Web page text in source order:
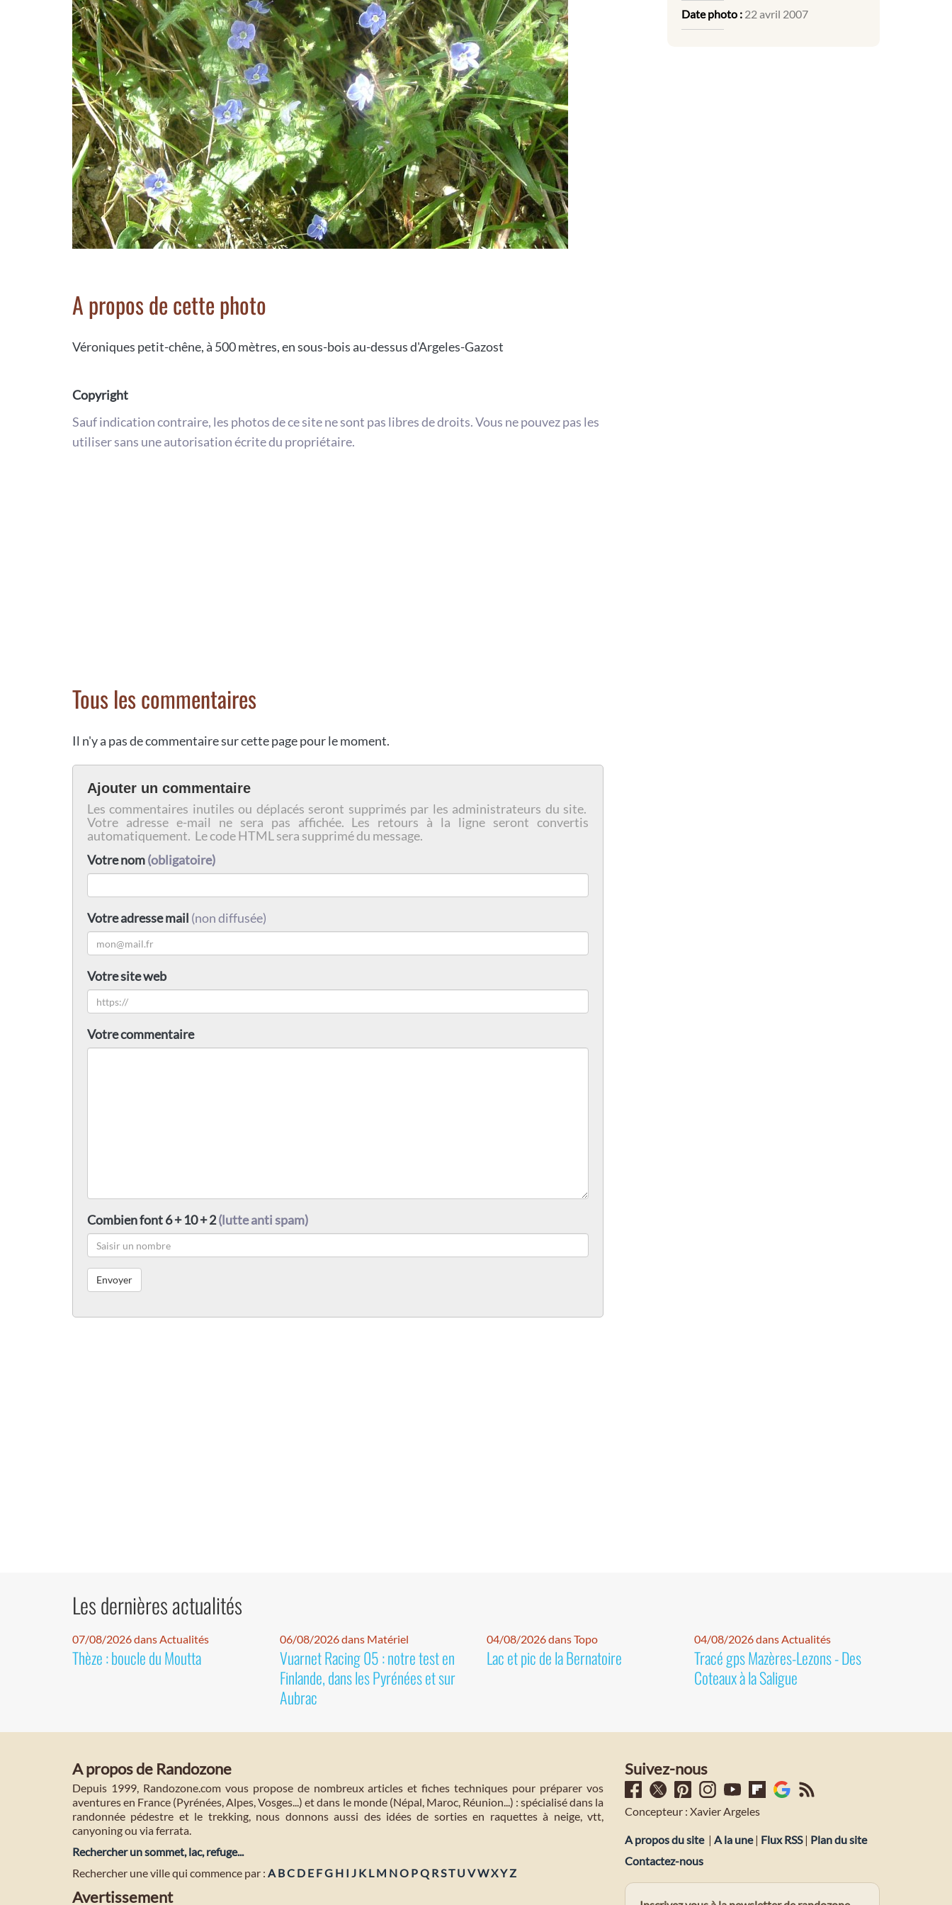
A propos de cette photo
Véroniques petit-chêne, à 500 mètres, en sous-bois au-dessus d'Argeles-Gazost
Copyright
Sauf indication contraire, les photos de ce site ne sont pas libres de droits. Vous ne pouvez pas les
utiliser sans une autorisation écrite du propriétaire.
Tous les commentaires
Il n'y a pas de commentaire sur cette page pour le moment.
Ajouter un commentaire
Les commentaires inutiles ou déplacés seront supprimés par les administrateurs du site.
Votre adresse e-mail ne sera pas affichée. Les retours à la ligne seront convertis
automatiquement. Le code HTML sera supprimé du message.
Votre nom(obligatoire)
Votre adresse mail (non diffusée)
Votre site web
Votre commentaire
Combien font 6 + 10 + 2(lutte anti spam)
Date photo : 22 avril 2007
Les dernières actualités
07/08/2026 dans Actualités
Thèze : boucle du Moutta
06/08/2026 dans Matériel
Vuarnet Racing 05 : notre test en
Finlande, dans les Pyrénées et sur
Aubrac
04/08/2026 dans Topo
Lac et pic de la Bernatoire
04/08/2026 dans Actualités
Tracé gps Mazères-Lezons - Des
Coteaux à la Saligue
A propos de Randozone
Depuis 1999, Randozone.com vous propose de nombreux articles et fiches techniques pour préparer vos
aventures en France (Pyrénées, Alpes, Vosges...) et dans le monde (Népal, Maroc, Réunion...) : spécialisé dans la
randonnée pédestre et le trekking, nous donnons aussi des idées de sorties en raquettes à neige, vtt,
canyoning ou via ferrata.
Rechercher un sommet, lac, refuge...
Rechercher une ville qui commence par : A BC D E FG H I J K L M NO PQ RST U VWXYZ
Avertissement
Suivez-nous
Concepteur : Xavier Argeles
A propos du site | A la une| Flux RSS| Plan du site
Contactez-nous